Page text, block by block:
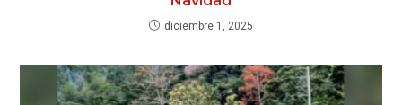
diciembre 1, 2025